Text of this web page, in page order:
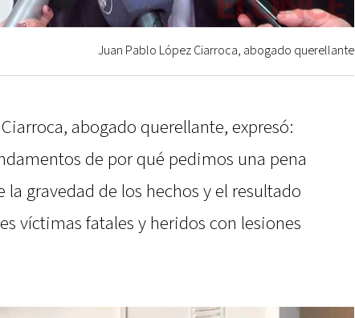
Juan Pablo López Ciarroca, abogado querellante
abogado querellante, expresó:
de por qué pedimos una pena
la gravedad de los hechos y el resultado
víctimas fatales y heridos con lesiones